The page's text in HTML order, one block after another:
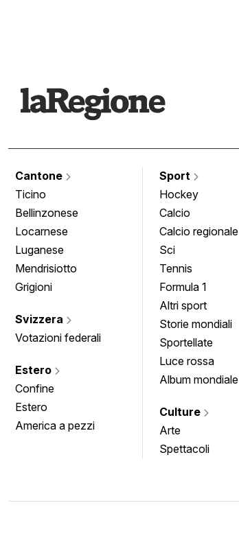
Cantone
Ticino
Bellinzonese
Locarnese
Luganese
Mendrisiotto
Grigioni
Svizzera
Votazioni federali
Estero
Confine
Estero
America a pezzi
Sport
Hockey
Calcio
Calcio regionale
Sci
Tennis
Formula 1
Altri sport
Storie mondiali
Sportellate
Luce rossa
Album mondiale
Culture
Arte
Spettacoli